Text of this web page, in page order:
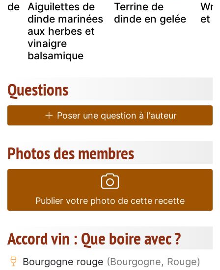
Aiguilettes de
dinde marinées
aux herbes et
vinaigre
balsamique
Terrine de
dinde en gelée
et
Questions
Poser une question à l'auteur
Photos des membres
Publier votre photo de cette recette
Accord vin : Que boire avec ?
Bourgogne rouge (Bourgogne, Rouge)